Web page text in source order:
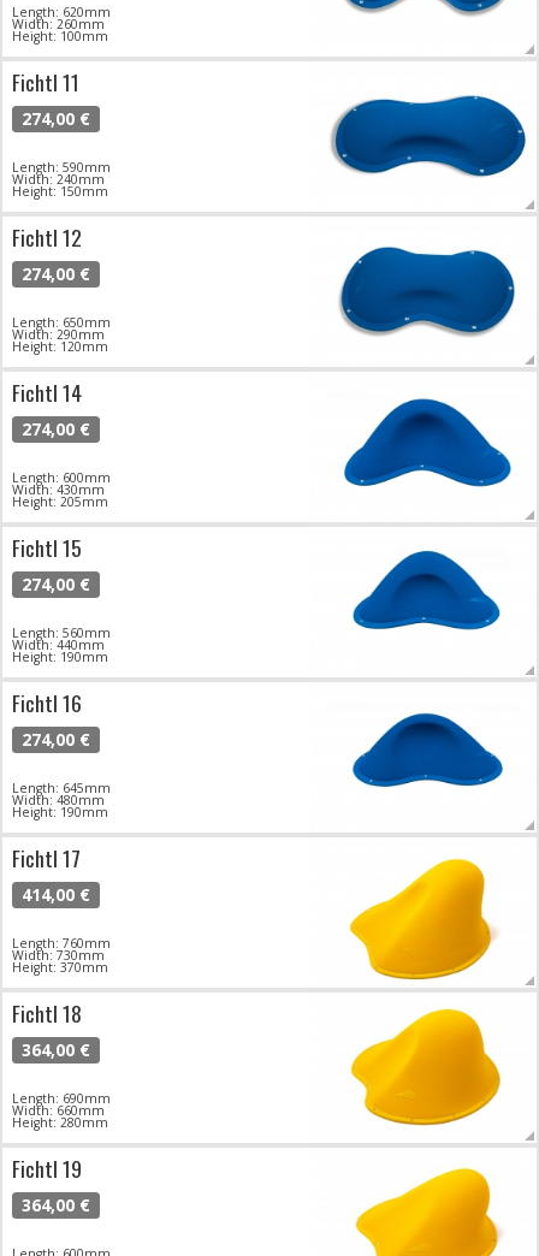
Length: 620mm
Width: 260mm
Height: 100mm
Fichtl 11
274,00 €
Length: 590mm
Width: 240mm
Height: 150mm
Fichtl 12
274,00 €
Length: 650mm
Width: 290mm
Height: 120mm
Fichtl 14
274,00 €
Length: 600mm
Width: 430mm
Height: 205mm
Fichtl 15
274,00 €
Length: 560mm
Width: 440mm
Height: 190mm
Fichtl 16
274,00 €
Length: 645mm
Width: 480mm
Height: 190mm
Fichtl 17
414,00 €
Length: 760mm
Width: 730mm
Height: 370mm
Fichtl 18
364,00 €
Length: 690mm
Width: 660mm
Height: 280mm
Fichtl 19
364,00 €